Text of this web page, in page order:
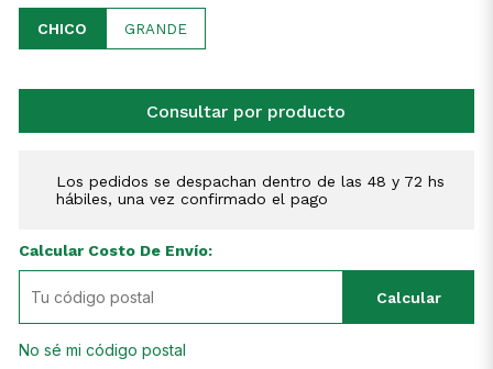
CHICO GRANDE
Consultar por producto
Los pedidos se despachan dentro de las 48 y 72 hs
hábiles, una vez confirmado el pago
Calcular Costo De Envío:
Calcular
No sé mi código postal